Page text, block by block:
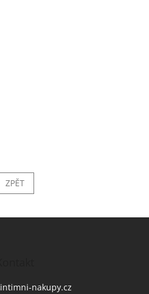
ZPĚT
intimni-nakupy.cz